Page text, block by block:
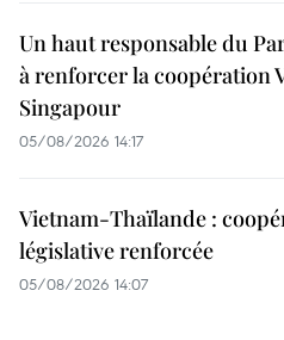
Un haut responsable du
à renforcer la coopération
Singapour
05/08/2026 14:17
Vietnam-Thaïlande :
législative renforcée
05/08/2026 14:07